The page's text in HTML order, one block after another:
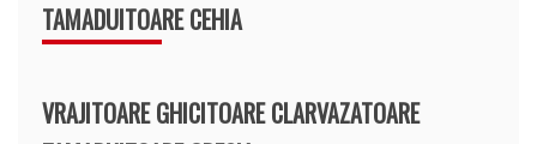
TAMADUITOARE CEHIA
VRAJITOARE GHICITOARE CLARVAZATOARE